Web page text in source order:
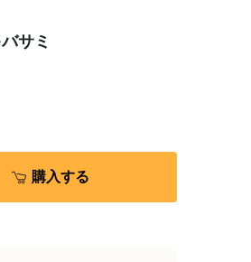
サミ
購入する